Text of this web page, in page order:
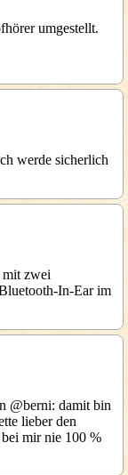
umgestellt.
werde sicherlich
mit zwei
In-Ear im
@berni: damit bin
lieber den
mir nie 100 %